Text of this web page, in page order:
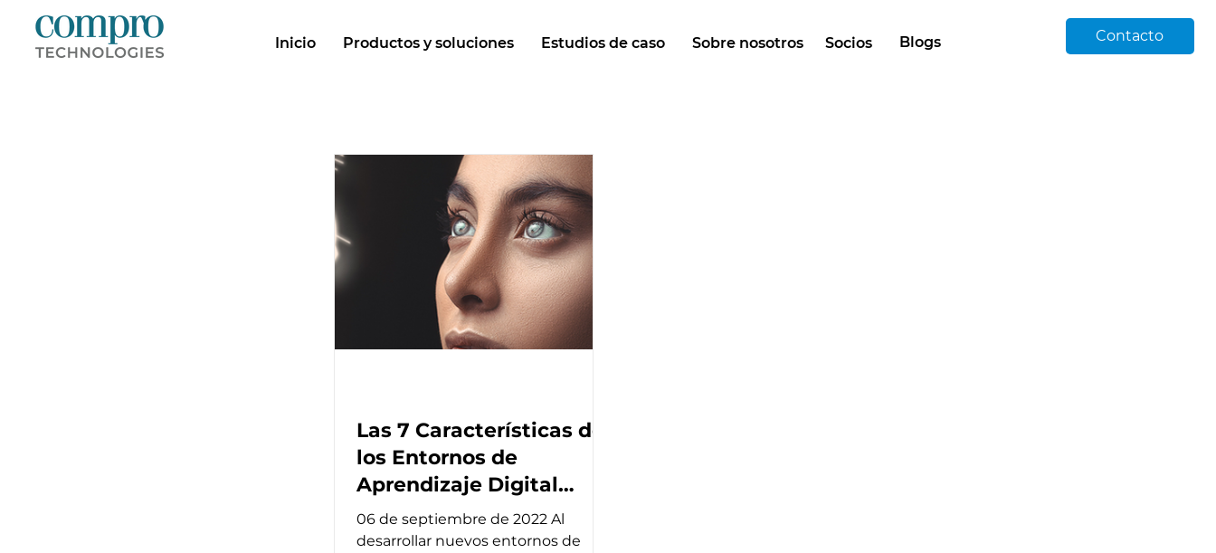
Inicio Productos y soluciones Estudios de caso Sobre nosotros Blogs
Socios Contacto
Las 7 Características de
los Entornos de
Aprendizaje Digital
Efectivos
06 de septiembre de 2022 Al
desarrollar nuevos entornos de